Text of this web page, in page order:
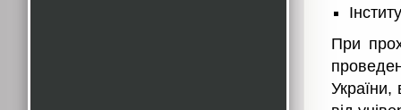
При
України,